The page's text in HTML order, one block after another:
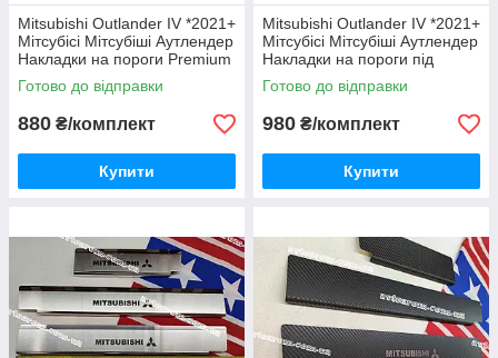
Mitsubishi Outlander IV *2021+
Мітсубісі Мітсубіші Аутлендер
Накладки на пороги Premium
НЕРЖ з логотипом комплект
4 одиниці
Готово до відправки
880 ₴/комплект
Купити
Mitsubishi Outlander IV *2021+
Мітсубісі Мітсубіші Аутлендер
Накладки на пороги під
КАРБОН Premium з
логотипом комплект 4
Готово до відправки
980 ₴/комплект
Купити